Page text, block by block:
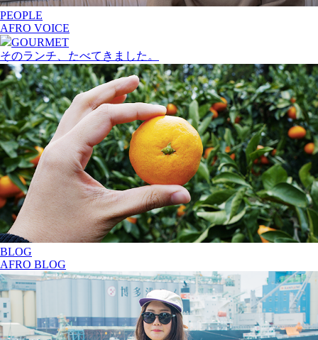
PEOPLE
AFRO VOICE
GOURMET
そのランチ、たべてきました。
BLOG
AFRO BLOG